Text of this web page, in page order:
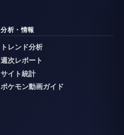
分析・情報
トレンド分析
週次レポート
サイト統計
ポケモン動画ガイド